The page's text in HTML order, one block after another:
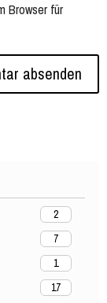
2
7
1
17
Browser für